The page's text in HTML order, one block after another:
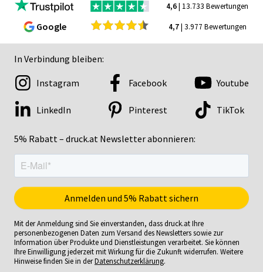
4,6| 13.733 Bewertungen
Google 4,7| 3.977 Bewertungen
In Verbindung bleiben:
5% Rabatt – druck.at Newsletter abonnieren:
Instagram Facebook Youtube
LinkedIn Pinterest TikTok
Mit der Anmeldung sind Sie einverstanden, dass druck.at Ihre
personenbezogenen Daten zum Versand des Newsletters sowie zur
Information über Produkte und Dienstleistungen verarbeitet. Sie können
Ihre Einwilligung jederzeit mit Wirkung für die Zukunft widerrufen. Weitere
Hinweise finden Sie in derDatenschutzerklärung.